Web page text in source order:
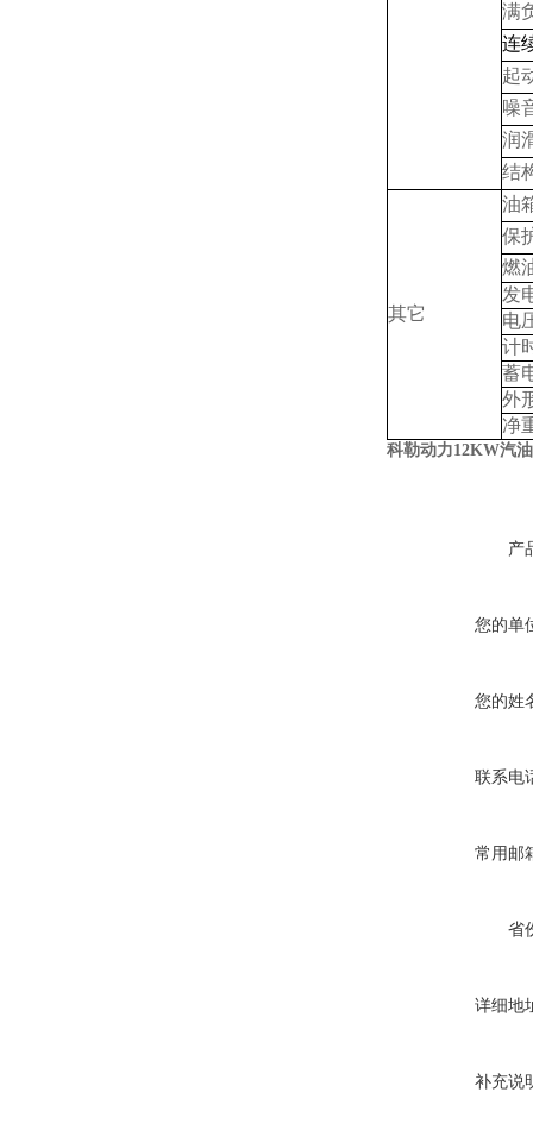
满
连
起
噪
润
结
其它
油
保
燃
发
电
计
蓄
外
净
科勒动力12KW汽
产
您的单
您的姓
联系电
常用邮
省
详细地
补充说